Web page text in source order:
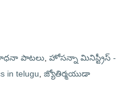
పాటలు హోసన్నా మినిస్ట్రీస్ -
in telugu జ్యోతిర్మయుడా